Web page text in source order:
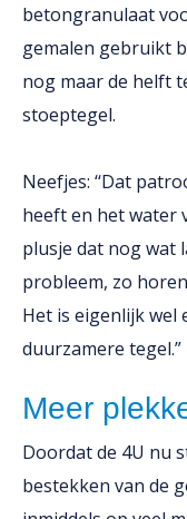
betongranulaat
gemalen gebruikt
nog maar de helft
stoeptegel.
Neefjes: ‘‘Dat
heeft en het water
plusje dat nog wat
probleem, zo
Het is eigenlijk wel
duurzamere tegel.”
Meer
Doordat de 4U nu
bestekken van de